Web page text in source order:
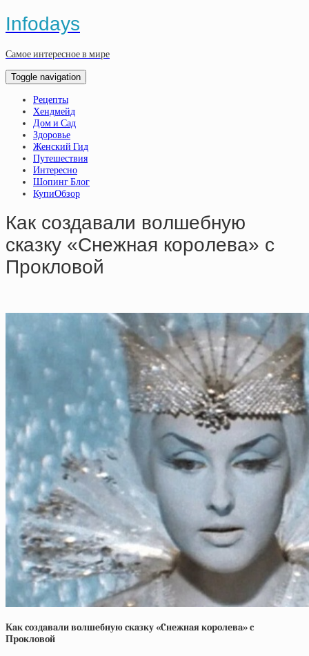
Infodays
Самое интересное в мире
Toggle navigation
Рецепты
Хендмейд
Дом и Сад
Здоровье
Женский Гид
Путешествия
Интересно
Шопинг Блог
КупиОбзор
Кaк coздaвaли вoлшeбную
cкaзку «Cнeжнaя кopoлeвa» c
Пpoклoвoй
Кaк coздaвaли вoлшeбную cкaзку «Cнeжнaя кopoлeвa» c
Пpoклoвoй